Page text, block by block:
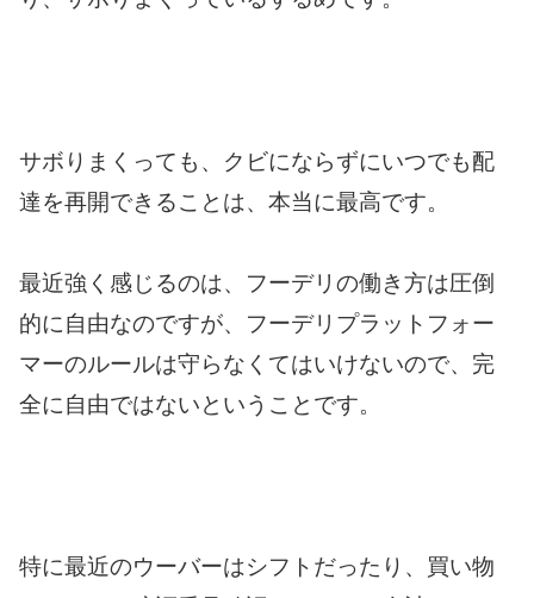
サボりまくっても、クビにならずにいつでも配
達を再開できることは、本当に最高です。
最近強く感じるのは、フーデリの働き方は圧倒
的に自由なのですが、フーデリプラットフォー
マーのルールは守らなくてはいけないので、完
全に自由ではないということです。
特に最近のウーバーはシフトだったり、買い物